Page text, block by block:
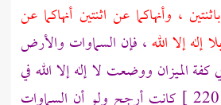
، وأنهاكما عن اثنتين أنهاكما عن
إله إلا الله، فإن السماوات والأرض
الميزان ووضعت لا إله إلا الله في